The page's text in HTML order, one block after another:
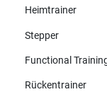
Heimtrainer
Stepper
Functional
Rückentrainer